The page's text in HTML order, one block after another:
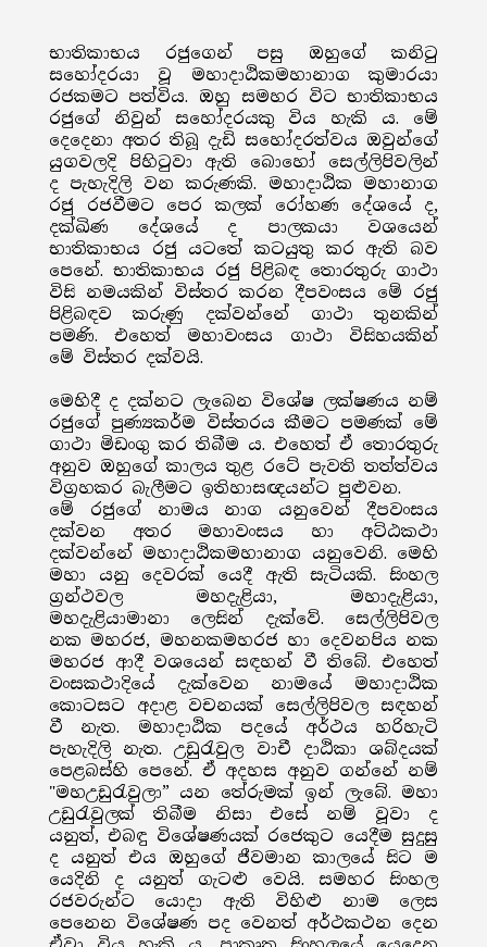
භාතිකාභය රජුගෙන් පසු ඔහුගේ කනිටු
සහෝදරයා වූ මහාදාඨිකමහානාග කුමාරයා
රජකමට පත්විය. ඔහු සමහර විට භාතිකාභය
රජුගේ නිවුන් සහෝදරයකු විය හැකි ය. මේ
දෙදෙනා අතර තිබූ දැඩි සහෝදරත්වය ඔවුන්ගේ
යුගවලදි පිහිටුවා ඇති බොහෝ සෙල්ලිපිවලින්
ද පැහැදිලි වන කරුණකි. මහාදාඨික මහානාග
රජු රජවීමට පෙර කලක් රෝහණ දේශයේ ද,
දක්ඛිණ දේශයේ ද පාලකයා වශයෙන්
භාතිකාභය රජු යටතේ කටයුතු කර ඇති බව
පෙනේ. භාතිකාභය රජු පිළිබඳ තොරතුරු ගාථා
විසි නමයකින් විස්තර කරන දීපවංසය මේ රජු
පිළිබඳව කරුණු දක්වන්නේ ගාථා තුනකින්
පමණි. එහෙත් මහාවංසය ගාථා විසිහයකින්
මේ විස්තර දක්වයි.
මෙහිදී ද දක්නට ලැබෙන විශේෂ ලක්ෂණය නම්
රජුගේ පුණ්‍යකර්ම විස්තරය කීමට පමණක් මේ
ගාථා මිඩංගු කර තිබීම ය. එහෙත් ඒ තොරතුරු
අනුව ඔහුගේ කාලය තුළ රටේ පැවති තත්ත්වය
විග්‍රහකර බැලීමට ඉතිහාසඥයන්ට පුළුවන.
මේ රජුගේ නාමය නාග යනුවෙන් දීපවංසය
දක්වන අතර මහාවංසය හා අට්ඨකථා
දක්වන්නේ මහාදාඨිකමහානාග යනුවෙනි. මෙහි
මහා යනු දෙවරක් යෙදී ඇති සැටියකි. සිංහල
ග්‍රන්ථවල මහදැළියා, මහාදැළියා,
මහදැළියාමානා ලෙසින් දැක්වේ. සෙල්ලිපිවල
නක මහරජ, මහනකමහරජ හා දෙවනපිය නක
මහරජ ආදී වශයෙන් සඳහන් වී තිබේ. එහෙත්
වංසකථාදියේ දැක්වෙන නාමයේ මහාදාඨික
කොටසට අදාළ වචනයක් සෙල්ලිපිවල සඳහන්
වී නැත. මහාදාඨික පදයේ අර්ථය හරිහැටි
පැහැදිලි නැත. උඩුරැවුල වාචී දාඨිකා ශබ්දයක්
පෙළබස්හි පෙනේ. ඒ අදහස අනුව ගන්නේ නම්
"මහඋඩුරැවුලා” යන තේරුමක් ඉන් ලැබේ. මහා
උඩුරැවුලක් තිබීම නිසා එසේ නම් වූවා ද
යනුත්, එබඳු විශේෂණයක් රජෙකුට යෙදීම සුදුසු
ද යනුත් එය ඔහුගේ ජීවමාන කාලයේ සිට ම
යෙදිනි ද යනුත් ගැටළු වෙයි. සමහර සිංහල
රජවරුන්ට යොදා ඇති විහිළු නාම ලෙස
පෙනෙන විශේෂණ පද වෙනත් අර්ථකථන දෙන